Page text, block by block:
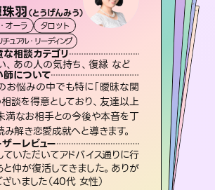
羽（とうげんみう）
オーラ
タロット
チュアル・リーディング
相談カテゴリ
、あの人の気持ち、復縁 など
師について
お悩みの中でも特に「曖昧な関
相談を得意としており、友達以上
満なお相手との今後や本音を丁
み解き恋愛成就へと導きます。
ーレビュー
ていただいてアドバイス通りに行
と仲が復活してきました。ありが
ざいました（40代 女性）
彗望（すいぼう）
霊視・オーラ 透視
スピリチュアル・リーディング
得意な相談カテゴリ
片想い、あの人の気持ち、復縁 など
占い師について
3,700年以上の歴史を持つ東洋最古の
占術「易占」で詳細まで占い、幸せへ向
かう道筋を示します。厳しい結果にも具
体的な対策をお伝えします。
ユーザーレビュー
雑な背景もしっかり聞いて鑑定して
ただけました。気持ちが楽になりまし
（50代 女性）
アイリス -iris-
西洋占星術 タロット
ルーン
得意な相談カテゴリ
恋愛総合、片想い、二人の未来 など
占い師について
復縁、恋愛、不倫の行方、同性愛や片
思い、仕事関係や借金問題まで知りた
いことや心の負担になっていることを
紐解き、背中をそっと押して導きます。
ユーザーレビュー
安心感のあり、言い切ってくれる所や濁
さない鑑定のおかげで、毎回自分の気
持ちを整えられます（30代 男性）
セラピスト理恵
霊視・オーラ
スピリチュアル・リーディング
得意な相談カテゴリ
片想い、二人の未来、年の差 など
占い師について
連絡再開、復縁、成就などの報告実績多数。セラピストとして2万超の施術経験があるからこそできる鑑定で、より良い未来をサポートします。
ユーザーレビュー
とても心温まる鑑定でした。しかもこち
らは何も言っていないのに視えていらっ
しゃるんだなと驚きです（30代女性）
未来視師＊花
霊視・オーラ
スピリチュアル・リーディング
得意な相談カテゴリ
出逢い、片想い、復縁 など
占い師について
未来には何パターンもの選択肢があり
ます。不安で視えにくくなっているあな
たの素敵な未来を見つけ、その未来を
選択できるようアドバイスします。
ユーザーレビュー
職場の人の性質や人間関係、本心など
本当によく視えていてびっくり。対策が
打てて前向きになれます（40代）
おう 霊感オラクル
霊視・オーラ
オラクルカード
得意な相談カテゴリ
恋愛総合、あの人の気持ち など
占い師について
霊視×オラクルカードを使って「今」と
「未来」そして「気になるあの人の気持
ち」まで丁寧に読み解き、恋や人生のヒ
ントを優しく引き出します。
ユーザーレビュー
不安な気持ちが嘘みたいに晴れまし
た…！よく視えていらっしゃるんだなと
感じました（40代 女性）